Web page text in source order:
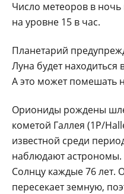
Число метеоров в
на уровне 15 в час.
Планетарий
Луна будет находиться
А это может помешать
Ориониды рождены
кометой Галлея (1Р/
известной среди
наблюдают астрономы.
Солнцу каждые 76 лет.
пересекает земную,